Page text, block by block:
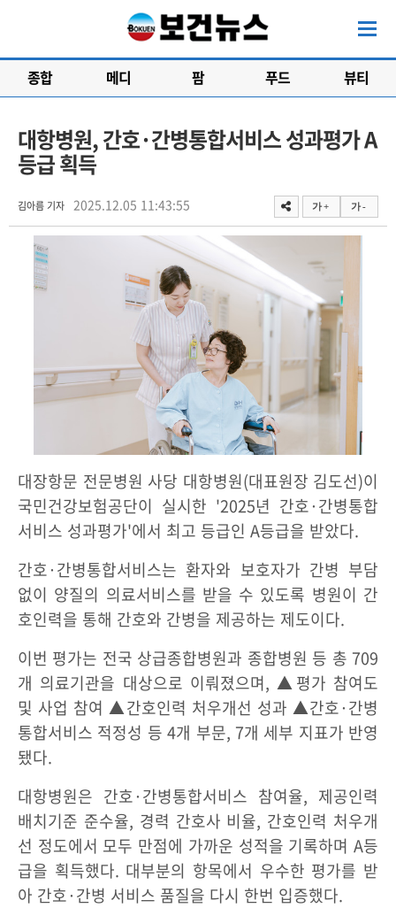
종합 메디 팜 푸드 뷰티
대항병원, 간호·간병통합서비스 성과평가 A
등급 획득
김아름 기자 2025.12.05 11:43:55 가 + 가 -
대장항문 전문병원 사당 대항병원(대표원장 김도선)이
국민건강보험공단이 실시한 '2025년 간호·간병통합
서비스 성과평가'에서 최고 등급인 A등급을 받았다.
간호·간병통합서비스는 환자와 보호자가 간병 부담
없이 양질의 의료서비스를 받을 수 있도록 병원이 간
호인력을 통해 간호와 간병을 제공하는 제도이다.
이번 평가는 전국 상급종합병원과 종합병원 등 총 709
개 의료기관을 대상으로 이뤄졌으며, ▲평가 참여도
및 사업 참여 ▲간호인력 처우개선 성과 ▲간호·간병
통합서비스 적정성 등 4개 부문, 7개 세부 지표가 반영
됐다.
대항병원은 간호·간병통합서비스 참여율, 제공인력
배치기준 준수율, 경력 간호사 비율, 간호인력 처우개
선 정도에서 모두 만점에 가까운 성적을 기록하며 A등
급을 획득했다. 대부분의 항목에서 우수한 평가를 받
아 간호·간병 서비스 품질을 다시 한번 입증했다.